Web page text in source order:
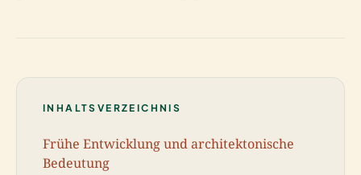
INHALTSVERZEICHNIS
Frühe Entwicklung und architektonische
Bedeutung